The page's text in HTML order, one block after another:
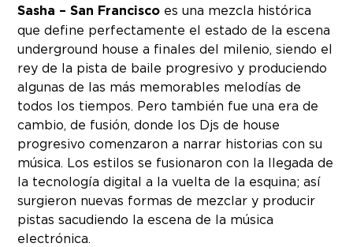
Sasha – San Francisco es una mezcla histórica
que define perfectamente el estado de la escena
underground house a finales del milenio, siendo el
rey de la pista de baile progresivo y produciendo
algunas de las más memorables melodías de
todos los tiempos. Pero también fue una era de
cambio, de fusión, donde los Djs de house
progresivo comenzaron a narrar historias con su
música. Los estilos se fusionaron con la llegada de
la tecnología digital a la vuelta de la esquina; así
surgieron nuevas formas de mezclar y producir
pistas sacudiendo la escena de la música
electrónica.